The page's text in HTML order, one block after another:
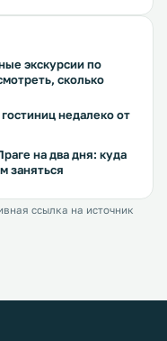
экскурсии по
сколько
недалеко от
на два дня: куда
заняться
ссылка на источник